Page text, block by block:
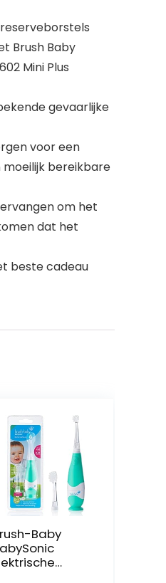
Brush Baby
Mini Plus
gevaarlijke
voor een
bereikbare
om het
dat het
beste cadeau
Baby